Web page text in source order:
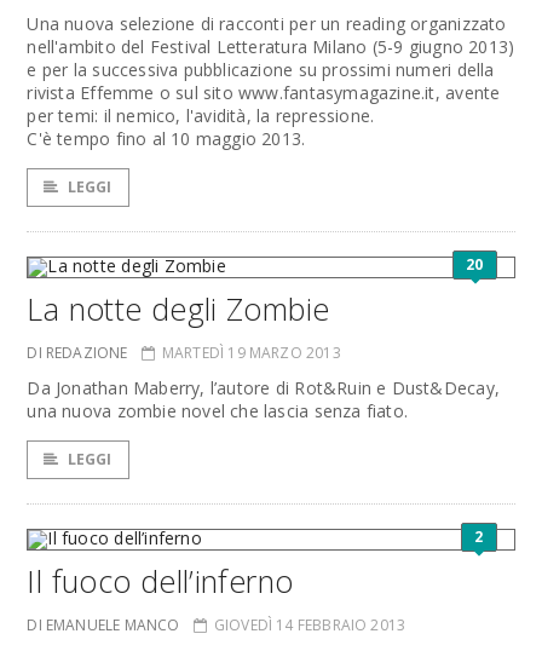
Una nuova selezione di racconti per un reading organizzato
nell'ambito del Festival Letteratura Milano (5-9 giugno 2013)
e per la successiva pubblicazione su prossimi numeri della
rivista Effemme o sul sito www.fantasymagazine.it, avente
per temi: il nemico, l'avidità, la repressione.
C'è tempo fino al 10 maggio 2013.
LEGGI
20
La notte degli Zombie
DI REDAZIONE MARTEDÌ 19 MARZO 2013
Da Jonathan Maberry, l’autore di Rot&Ruin e Dust&Decay,
una nuova zombie novel che lascia senza fiato.
LEGGI
2
Il fuoco dell’inferno
DI EMANUELE MANCO GIOVEDÌ 14 FEBBRAIO 2013